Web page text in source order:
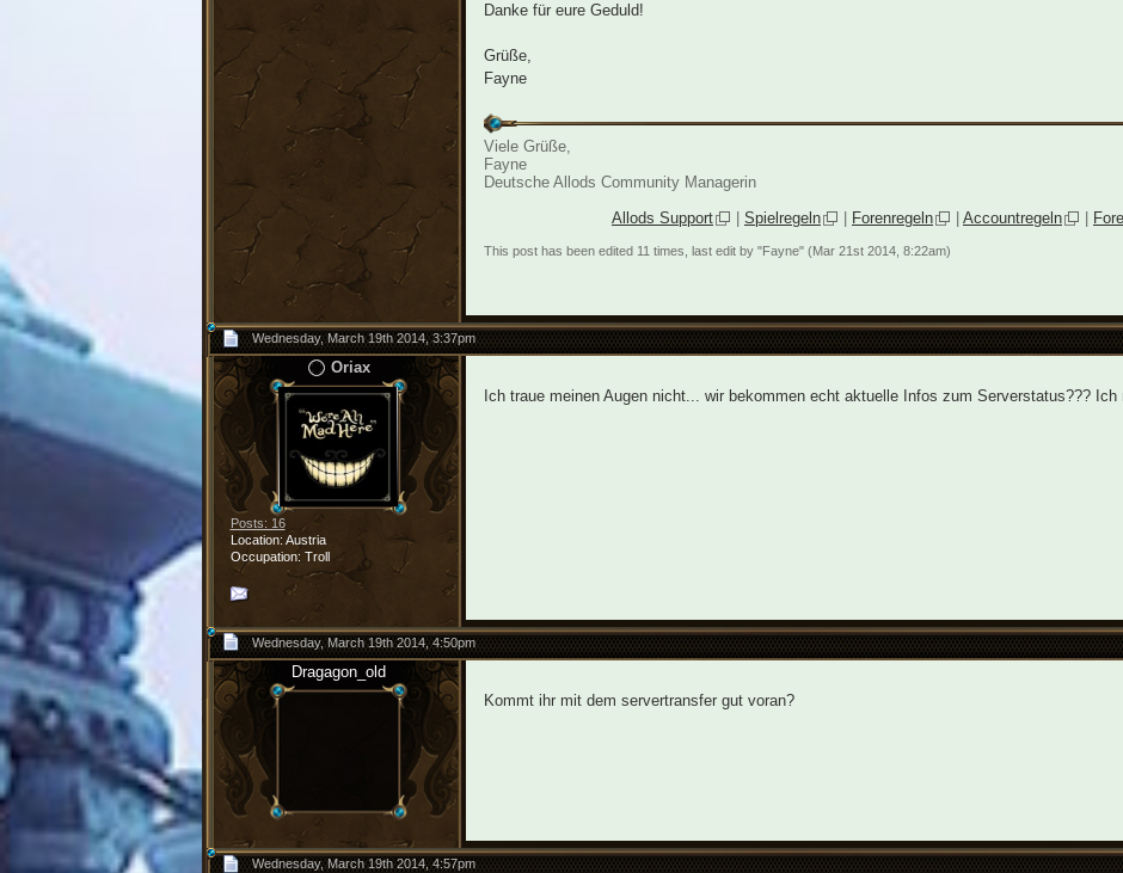
Danke für eure Geduld!
Grüße,
Fayne
Viele Grüße,
Fayne
Deutsche Allods Community Managerin
Allods Support
Spielregeln Forenregeln Accountregeln
This post has been edited 11 times, last edit by "Fayne" (Mar 21st 2014, 8:22am)
Wednesday, March 19th 2014, 3:37pm
Oriax
Posts: 16
Location: Austria
Occupation: Troll
Ich traue meinen Augen nicht... wir bekommen echt aktuelle Infos zum Serverstatus??? Ich
Wednesday, March 19th 2014, 4:50pm
Dragagon_old
Kommt ihr mit dem servertransfer gut voran?
Wednesday, March 19th 2014, 4:57pm